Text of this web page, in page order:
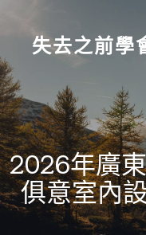
content
失去之前學
2026年廣
俱意室內